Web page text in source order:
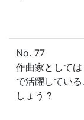
No. 77
作曲家として
で活躍してい
しょう？